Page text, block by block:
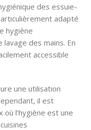
des essuie-
adapté
hygiène
des mains. En
accessible
une utilisation
il est
où l’hygiène est une